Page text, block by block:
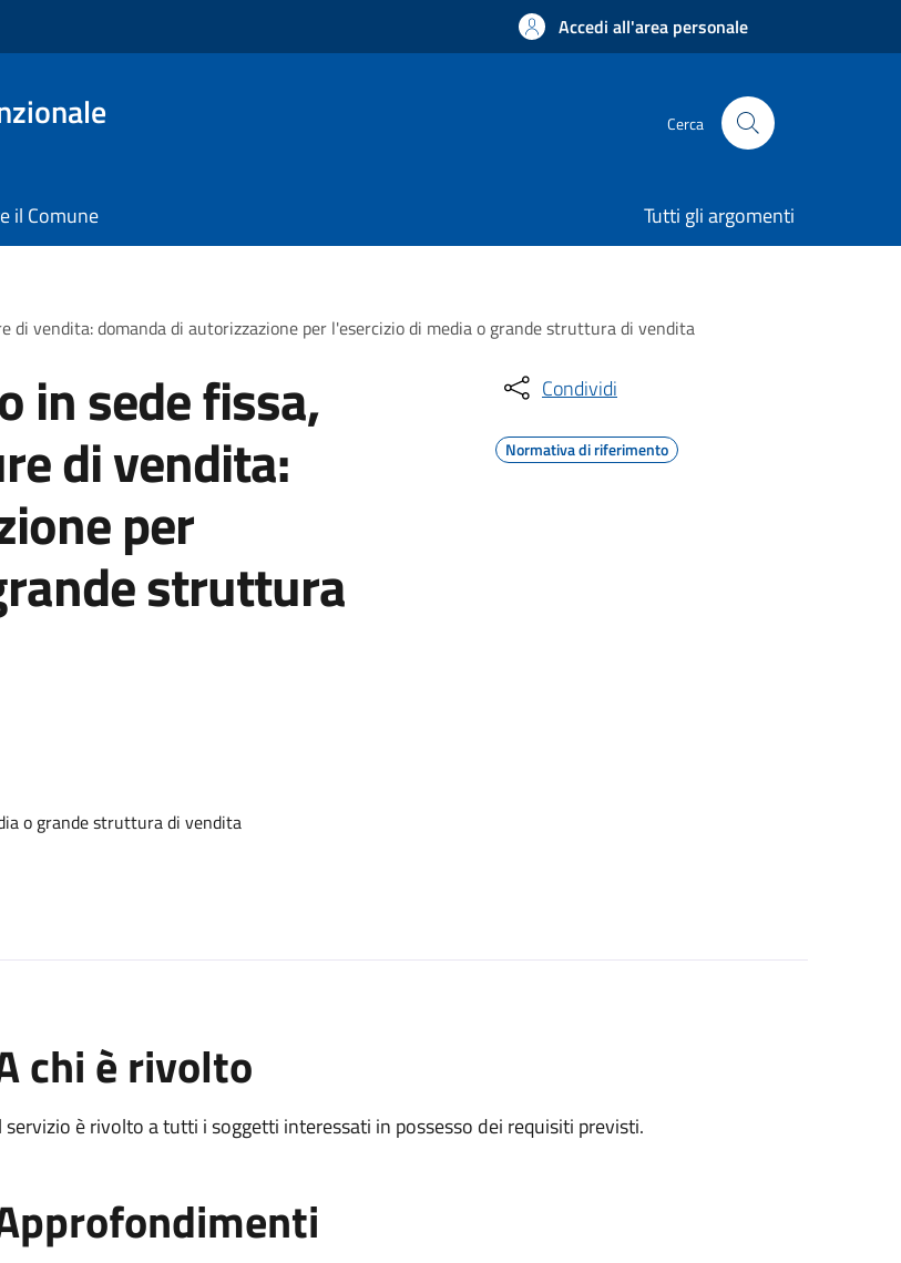
Accedi all'area personale
Cerca
il Comune Tutti gli argomenti
vendita: domanda di autorizzazione per l'esercizio di media o grande struttura di vendita
in sede fissa,
di vendita:
per
struttura
o grande struttura di vendita
Condividi
Normativa di riferimento
chi è rivolto
servizio è rivolto a tutti i soggetti interessati in possesso dei requisiti previsti.